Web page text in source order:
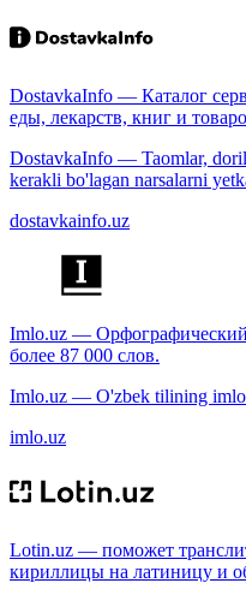
DostavkaInfo — Каталог
еды, лекарств, книг и
DostavkaInfo — Taomlar,
kerakli bo'lagan narsalarni
dostavkainfo.uz
Imlo.uz — Орфографический
более 87 000 слов.
Imlo.uz — O'zbek tilining imlo
imlo.uz
Lotin.uz — поможет
кириллицы на латиницу и